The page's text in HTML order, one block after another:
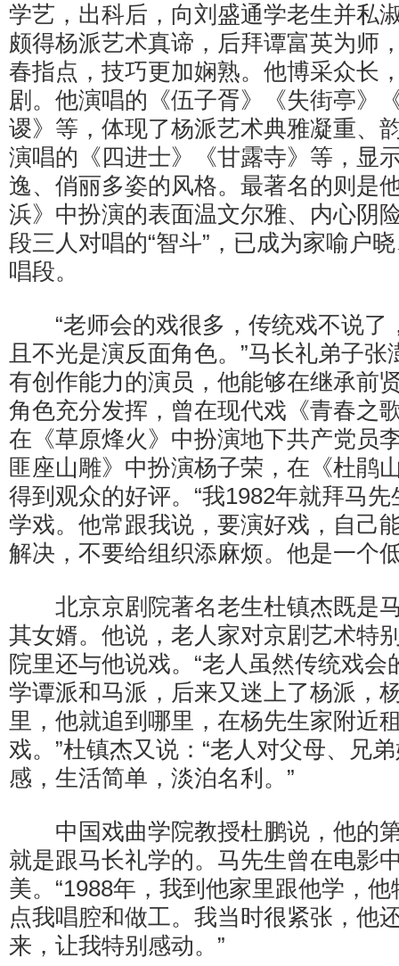
学艺，出科后，向刘盛通学老生并私
颇得杨派艺术真谛，后拜谭富英为师
春指点，技巧更加娴熟。他博采众长
剧。他演唱的《伍子胥》《失街亭》
谡》等，体现了杨派艺术典雅凝重、
演唱的《四进士》《甘露寺》等，显
逸、俏丽多姿的风格。最著名的则是
浜》中扮演的表面温文尔雅、内心阴
段三人对唱的“智斗”，已成为家喻户
唱段。
“老师会的戏很多，传统戏不说了
且不光是演反面角色。”马长礼弟子
有创作能力的演员，他能够在继承前
角色充分发挥，曾在现代戏《青春之
在《草原烽火》中扮演地下共产党员
匪座山雕》中扮演杨子荣，在《杜鹃
得到观众的好评。“我1982年就拜马
学戏。他常跟我说，要演好戏，自己
解决，不要给组织添麻烦。他是一个
北京京剧院著名老生杜镇杰既是
其女婿。他说，老人家对京剧艺术特
院里还与他说戏。“老人虽然传统戏
学谭派和马派，后来又迷上了杨派，
里，他就追到哪里，在杨先生家附近
戏。”杜镇杰又说：“老人对父母、兄
感，生活简单，淡泊名利。”
中国戏曲学院教授杜鹏说，他的
就是跟马长礼学的。马先生曾在电影
美。“1988年，我到他家里跟他学，
点我唱腔和做工。我当时很紧张，他
来，让我特别感动。”